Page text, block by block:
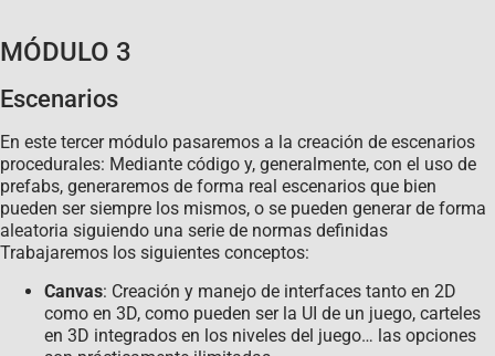
MÓDULO 3
Escenarios
En este tercer módulo pasaremos a la creación de escenarios
procedurales: Mediante código y, generalmente, con el uso de
prefabs, generaremos de forma real escenarios que bien
pueden ser siempre los mismos, o se pueden generar de forma
aleatoria siguiendo una serie de normas definidas
Trabajaremos los siguientes conceptos:
Canvas: Creación y manejo de interfaces tanto en 2D
como en 3D, como pueden ser la UI de un juego, carteles
en 3D integrados en los niveles del juego… las opciones